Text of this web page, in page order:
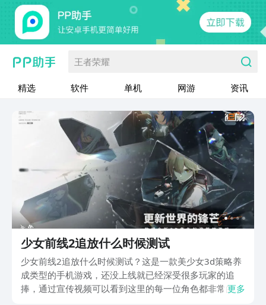
王者荣耀
精选 软件 单机 网游 资讯
少女前线2追放什么时候测试
少女前线2追放什么时候测试？这是一款美少女3d策略养
成类型的手机游戏，还没上线就已经深受很多玩家的追
捧，通过宣传视频可以看到这里的每一位角色都非常的精
更多